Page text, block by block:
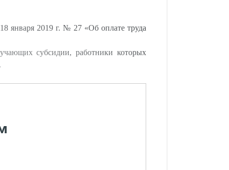
января 2019 г. № 27 «Об оплате труда
субсидии, работники которых